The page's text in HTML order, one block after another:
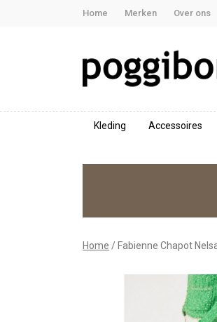
Home Merken Over ons
Kleding Accessoires
Fabienne
Nelsan
PantsHome Fabienne Chapot